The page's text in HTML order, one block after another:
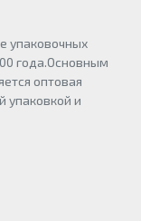
упаковочных
года.Основным
оптовая
упаковкой и